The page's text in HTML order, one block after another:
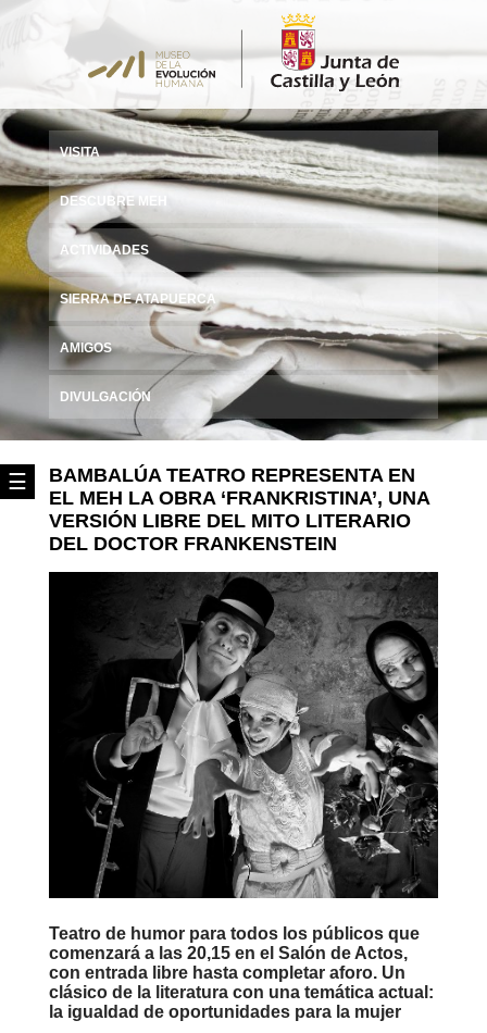
☰
VISITA
DESCUBRE MEH
ACTIVIDADES
SIERRA DE ATAPUERCA
AMIGOS
DIVULGACIÓN
BAMBALÚA TEATRO REPRESENTA EN
EL MEH LA OBRA ‘FRANKRISTINA’, UNA
VERSIÓN LIBRE DEL MITO LITERARIO
DEL DOCTOR FRANKENSTEIN
Teatro de humor para todos los públicos que
comenzará a las 20,15 en el Salón de Actos,
con entrada libre hasta completar aforo. Un
clásico de la literatura con una temática actual:
la igualdad de oportunidades para la mujer